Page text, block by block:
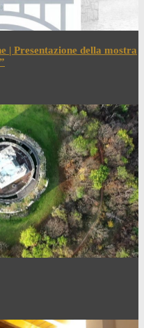
| Presentazione della mostra